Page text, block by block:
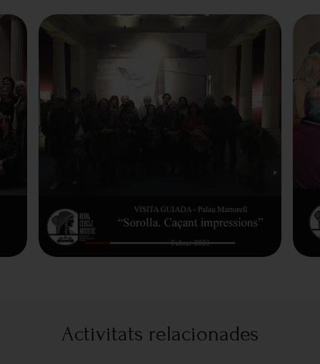
Activitats relacionades